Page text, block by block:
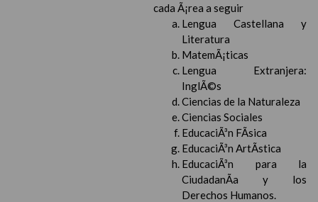
cada Ã¡rea a seguir
Lengua Castellana y
Literatura
MatemÃ¡ticas
Lengua Extranjera:
InglÃ©s
Ciencias de la Naturaleza
Ciencias Sociales
EducaciÃ³n FÃ­sica
EducaciÃ³n ArtÃ­stica
EducaciÃ³n para la
CiudadanÃ­a y los
Derechos Humanos.